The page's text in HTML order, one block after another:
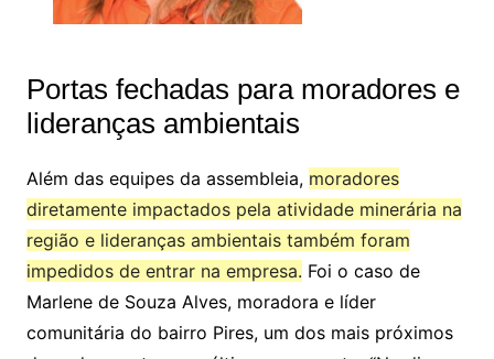
Portas fechadas para moradores e
lideranças ambientais
Além das equipes da assembleia, moradores
diretamente impactados pela atividade minerária na
região e lideranças ambientais também foram
impedidos de entrar na empresa. Foi o caso de
Marlene de Souza Alves, moradora e líder
comunitária do bairro Pires, um dos mais próximos